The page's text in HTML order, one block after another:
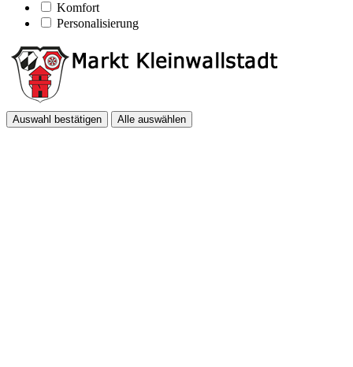
Komfort
Personalisierung
Auswahl bestätigen Alle auswählen